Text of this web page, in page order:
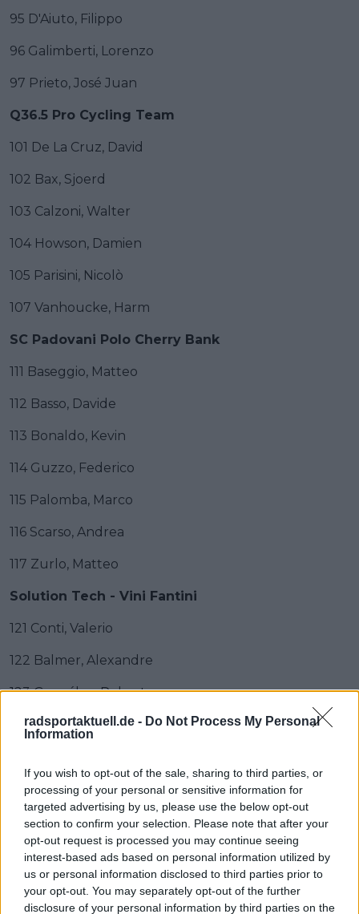
radsportaktuell.de - Do Not Process My Personal
Information
If you wish to opt-out of the sale, sharing to third parties, or
processing of your personal or sensitive information for
targeted advertising by us, please use the below opt-out
section to confirm your selection. Please note that after your
opt-out request is processed you may continue seeing
interest-based ads based on personal information utilized by
us or personal information disclosed to third parties prior to
your opt-out. You may separately opt-out of the further
disclosure of your personal information by third parties on the
95 D'Aiuto, Filippo
96 Galimberti, Lorenzo
97 Prieto, José Juan
Q36.5 Pro Cycling Team
101 De La Cruz, David
102 Bax, Sjoerd
103 Calzoni, Walter
104 Howson, Damien
105 Parisini, Nicolò
107 Vanhoucke, Harm
SC Padovani Polo Cherry Bank
111 Baseggio, Matteo
112 Basso, Davide
113 Bonaldo, Kevin
114 Guzzo, Federico
115 Palomba, Marco
116 Scarso, Andrea
117 Zurlo, Matteo
Solution Tech - Vini Fantini
121 Conti, Valerio
122 Balmer, Alexandre
123 González, Roberto
124 Meo, Felix James
126 Sbaragli, Kristian
127 Stewart, Mark
Team Polti VisitMalta
131 Tonelli, Alessandro